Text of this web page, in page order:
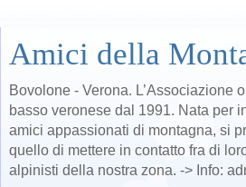
Amici della
Bovolone - Verona. L’Associazione
basso veronese dal 1991. Nata per
amici appassionati di montagna, si
quello di mettere in contatto fra di
alpinisti della nostra zona. -> Info: